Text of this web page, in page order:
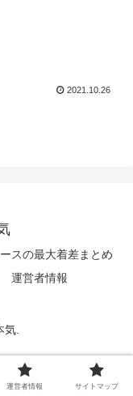
2021.10.26
スの最大着差まとめ
運営者情報
.
運営者情報 サイトマップ